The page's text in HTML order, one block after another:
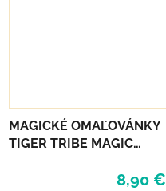
MAGICKÉ OMAĽOVÁNKY
TIGER TRIBE MAGIC
8,90 €